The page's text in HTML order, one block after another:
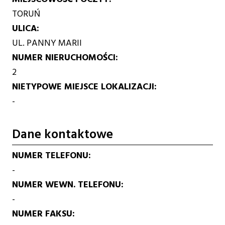
TORUŃ
ULICA
UL. PANNY MARII
NUMER NIERUCHOMOŚCI
2
NIETYPOWE MIEJSCE LOKALIZACJI
-
Dane kontaktowe
NUMER TELEFONU
-
NUMER WEWN. TELEFONU
-
NUMER FAKSU